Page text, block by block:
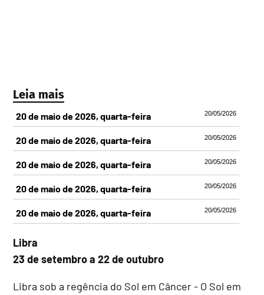
Leia mais
20/05/2026
20 de maio de 2026, quarta-feira
20/05/2026
20 de maio de 2026, quarta-feira
20/05/2026
20 de maio de 2026, quarta-feira
20/05/2026
20 de maio de 2026, quarta-feira
20/05/2026
20 de maio de 2026, quarta-feira
Libra
23 de setembro a 22 de outubro
Libra sob a regência do Sol em Câncer - O Sol em